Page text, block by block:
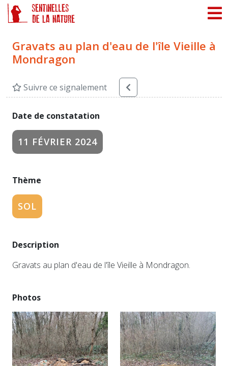
Gravats au plan d'eau de l'île Vieille à
Mondragon
Suivre ce signalement
Date de constatation
11 FÉVRIER 2024
Thème
SOL
Description
Gravats au plan d'eau de l'île Vieille à Mondragon.
Photos
Panneau de gestion des cookies